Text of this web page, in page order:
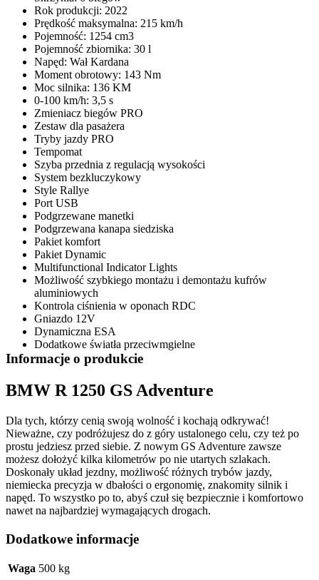
Rok produkcji: 2022
Prędkość maksymalna: 215 km/h
Pojemność: 1254 cm3
Pojemność zbiornika: 30 l
Napęd: Wał Kardana
Moment obrotowy: 143 Nm
Moc silnika: 136 KM
0-100 km/h: 3,5 s
Zmieniacz biegów PRO
Zestaw dla pasażera
Tryby jazdy PRO
Tempomat
Szyba przednia z regulacją wysokości
System bezkluczykowy
Style Rallye
Port USB
Podgrzewane manetki
Podgrzewana kanapa siedziska
Pakiet komfort
Pakiet Dynamic
Multifunctional Indicator Lights
Możliwość szybkiego montażu i demontażu kufrów
aluminiowych
Kontrola ciśnienia w oponach RDC
Gniazdo 12V
Dynamiczna ESA
Dodatkowe światła przeciwmgielne
Informacje o produkcie
BMW R 1250 GS Adventure
Dla tych, którzy cenią swoją wolność i kochają odkrywać!
Nieważne, czy podróżujesz do z góry ustalonego celu, czy też po
prostu jedziesz przed siebie. Z nowym GS Adventure zawsze
możesz dołożyć kilka kilometrów po nie utartych szlakach.
Doskonały układ jezdny, możliwość różnych trybów jazdy,
niemiecka precyzja w dbałości o ergonomię, znakomity silnik i
napęd. To wszystko po to, abyś czuł się bezpiecznie i komfortowo
nawet na najbardziej wymagających drogach.
Dodatkowe informacje
Waga 500 kg